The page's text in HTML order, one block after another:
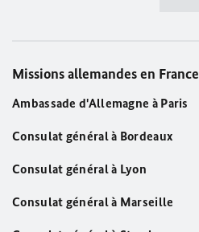
Missions allemandes en France
Ambassade d'Allemagne à Paris
Consulat général à Bordeaux
Consulat général à Lyon
Consulat général à Marseille